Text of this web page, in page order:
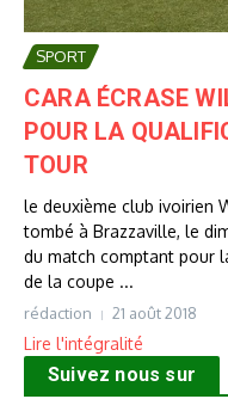
SPORT
CARA ÉCRASE
POUR LA
TOUR
le deuxième club ivoirien
tombé à Brazzaville, le
du match comptant pour
de la coupe ...
rédaction 21 août 2018
Lire l'intégralité
Suivez nous sur